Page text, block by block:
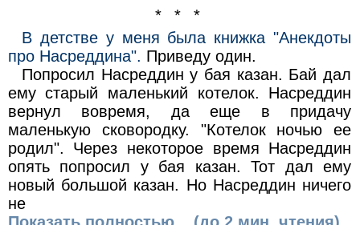
* * *
В детстве у меня была книжка "Анекдоты
про Насреддина". Приведу один.
Попросил Насреддин у бая казан. Бай дал
ему старый маленький котелок. Насреддин
вернул вовремя, да еще в придачу
маленькую сковородку. "Котелок ночью ее
родил". Через некоторое время Насреддин
опять попросил у бая казан. Тот дал ему
новый большой казан. Но Насреддин ничего
не